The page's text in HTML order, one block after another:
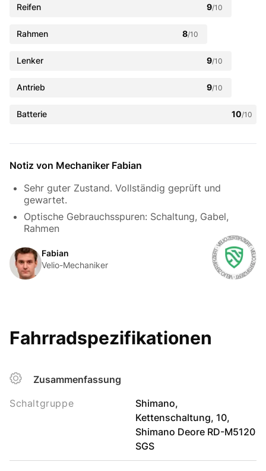
Reifen 9/10
Rahmen 8/10
Lenker 9/10
Antrieb 9/10
Batterie 10/10
Notiz von Mechaniker Fabian
Sehr guter Zustand. Vollständig geprüft und
gewartet.
Optische Gebrauchsspuren: Schaltung, Gabel,
Rahmen
Fabian
Velio-Mechaniker
Fahrradspezifikationen
Zusammenfassung
Schaltgruppe
Shimano,
Kettenschaltung, 10,
Shimano Deore RD-M5120
SGS